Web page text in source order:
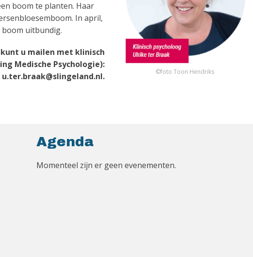
boom te planten. Haar
In april,
boom uitbundig.
u mailen met klinisch
Medische Psychologie):
u.ter.braak@slingeland.nl.
©foto Toon Hendriks
Agenda
Momenteel zijn er geen evenementen.